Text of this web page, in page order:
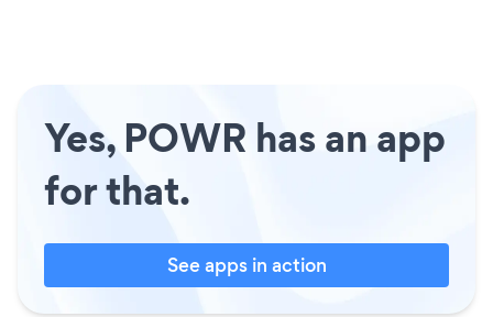
Yes, POWR has an app
for that.
See apps in action